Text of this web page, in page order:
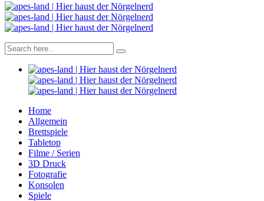
Home
Allgemein
Brettspiele
Tabletop
Filme / Serien
3D Druck
Fotografie
Konsolen
Spiele